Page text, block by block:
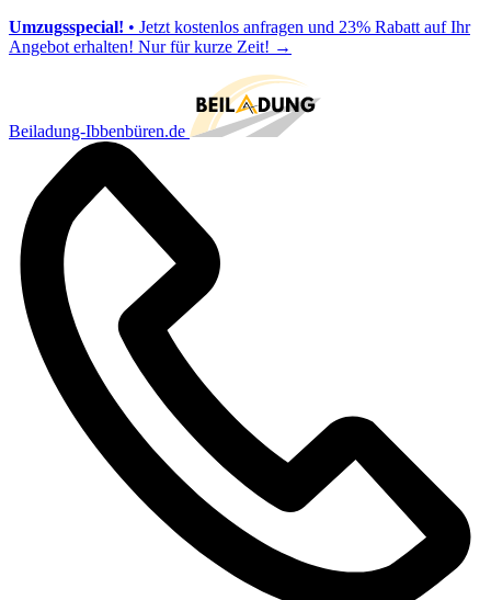
Umzugsspecial! • Jetzt kostenlos anfragen und 23% Rabatt auf Ihr
Angebot erhalten! Nur für kurze Zeit! →
Beiladung-Ibbenbüren.de